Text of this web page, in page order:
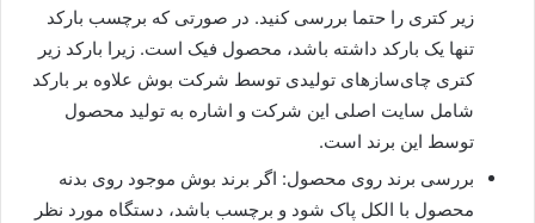
زیر کتری را حتما بررسی کنید. در صورتی که برچسب بارکد
تنها یک بارکد داشته باشد، محصول فیک است. زیرا بارکد زیر
کتری چای‌سازهای تولیدی توسط شرکت بوش علاوه بر بارکد
شامل سایت اصلی این شرکت و اشاره به تولید محصول
توسط این برند است.
بررسی برند روی محصول: اگر برند بوش موجود روی بدنه
محصول با الکل پاک شود و برچسب باشد، دستگاه مورد نظر